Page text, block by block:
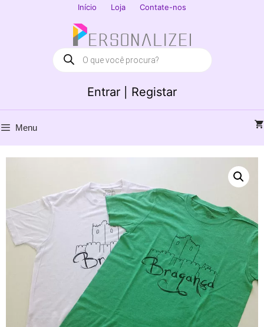
Início Loja Contate-nos
Entrar | Registar
Products
search
Menu